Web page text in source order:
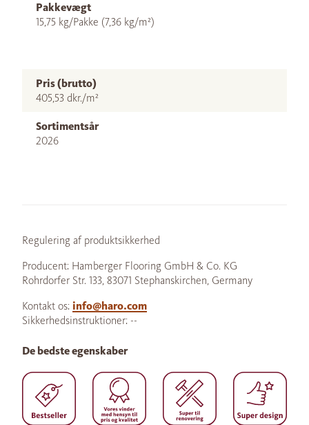
Pakkevægt
15,75 kg/Pakke (7,36 kg/m²)
Pris (brutto)
405,53 dkr./m²
Sortimentsår
2026
Regulering af produktsikkerhed
Producent: Hamberger Flooring GmbH & Co. KG
Rohrdorfer Str. 133, 83071 Stephanskirchen, Germany
Kontakt os: info@haro.com
Sikkerhedsinstruktioner: --
De bedste egenskaber